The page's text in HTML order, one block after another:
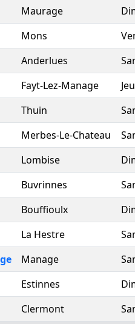
Maurage
Mons
Anderlues
Fayt-Lez-Manage
Thuin
Merbes-Le-Chateau
Lombise
Buvrinnes
Bouffioulx
La Hestre
Manage
Estinnes
Clermont